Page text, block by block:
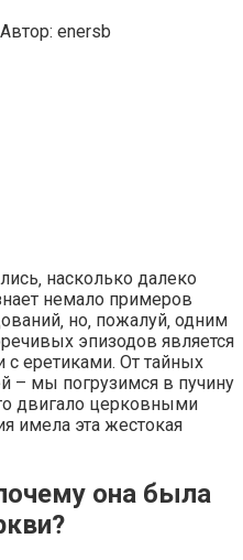
Автор: enersb
насколько далеко
немало примеров
но‚ пожалуй‚ одним
эпизодов является
с еретиками. От тайных
– мы погрузимся в пучину
двигало церковными
имела эта жестокая
она была